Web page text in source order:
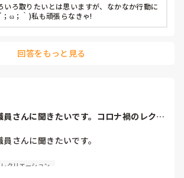
介護士で
いろ取りたいとは思いますが、なかなか行動に
ω；｀)私も頑張らなきゃ!
回答をもっと見る
さんに聞きたいです。コロナ禍のレクリ
さんに聞きたいです。
ーションはどうしてますか⁇
レクリエーション